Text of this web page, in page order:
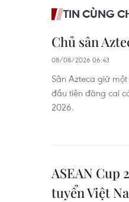
TIN CÙNG
Chủ sân
08/08/2026 06:43
Sân Azteca giữ
đầu tiên đăng cai
2026.
ASEAN Cup
tuyển Việt